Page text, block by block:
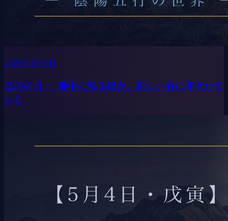
2026年5月5日
己卯の日 ― 地中に残る根が、新しい春に芽吹いて
いく